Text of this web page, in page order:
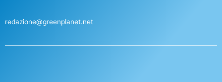
redazione@greenplanet.net